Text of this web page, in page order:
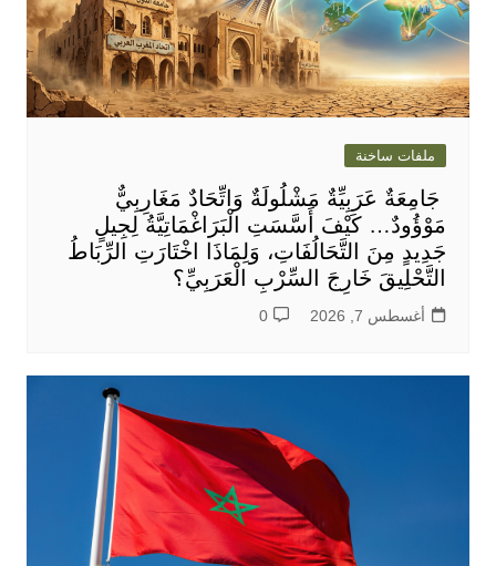
ملفات ساخنة
جَامِعَةٌ عَرَبِيِّةٌ مَشْلُولَةٌ وَاتِّحَادٌ مَغَارِبِيٌّ
مَوْؤُودٌ… كَيْفَ أَسَّسَتِ الْبَرَاغْمَاتِيَّةُ لِجِيلٍ
جَدِيدٍ مِنَ التَّحَالُفَاتِ، وَلِمَاذَا اخْتَارَتِ الرِّبَاطُ
التَّحْلِيقَ خَارِجَ السِّرْبِ الْعَرَبِيِّ؟
أغسطس 7, 2026 0